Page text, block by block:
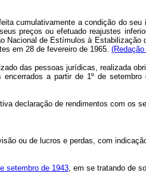
cumulativamente a condição do
preços ou efetuado reajustes
de Estímulos à
em 28 de fevereiro de 1965.
das pessoas jurídicas, realizada
a partir de 1º de
declaração de rendimentos com os
de lucros e perdas, com
setembro de 1943, em se tratando de